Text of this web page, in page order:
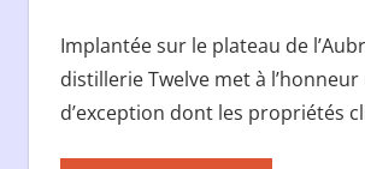
Implantée sur le plateau de
distillerie Twelve met à
d’exception dont les propriétés